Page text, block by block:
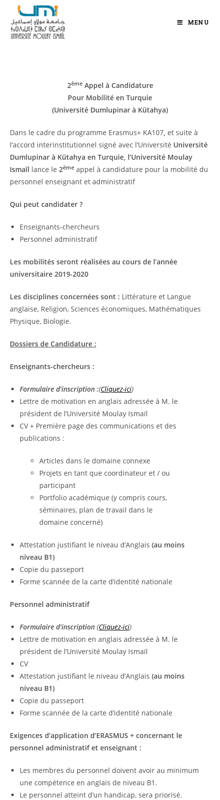
MENU
2èmeAppel à Candidature
Pour Mobilité en Turquie
(Université Dumlupinar à Kütahya)
Dans le cadre du programme Erasmus+ KA107, et suite à
l’accord interinstitutionnel signé avec l’Université Université
Dumlupinar à Kütahya en Turquie, l’Université Moulay
Ismaïl lance le 2ème appel à candidature pour la mobilité du
personnel enseignant et administratif
Qui peut candidater ?
Enseignants-chercheurs
Personnel administratif
Les mobilités seront réalisées au cours de l’année
universitaire 2019-2020
Les disciplines concernées sont : Littérature et Langue
anglaise, Religion, Sciences économiques, Mathématiques
Physique, Biologie.
Dossiers de Candidature :
Enseignants-chercheurs :
Formulaire d’inscription :(Cliquez-ici)
Lettre de motivation en anglais adressée à M. le
président de l’Université Moulay Ismaïl
CV + Première page des communications et des
publications :
Articles dans le domaine connexe
Projets en tant que coordinateur et / ou
participant
Portfolio académique (y compris cours,
séminaires, plan de travail dans le
domaine concerné)
Attestation justifiant le niveau d’Anglais (au moins
niveau B1)
Copie du passeport
Forme scannée de la carte d’identité nationale
Personnel administratif
Formulaire d’inscription (Cliquez-ici)
Lettre de motivation en anglais adressée à M. le
président de l’Université Moulay Ismaïl
CV
Attestation justifiant le niveau d’Anglais (au moins
niveau B1)
Copie du passeport
Forme scannée de la carte d’identité nationale
Exigences d’application d’ERASMUS + concernant le
personnel administratif et enseignant :
Les membres du personnel doivent avoir au minimum
une compétence en anglais de niveau B1.
Le personnel atteint d’un handicap, sera priorisé.